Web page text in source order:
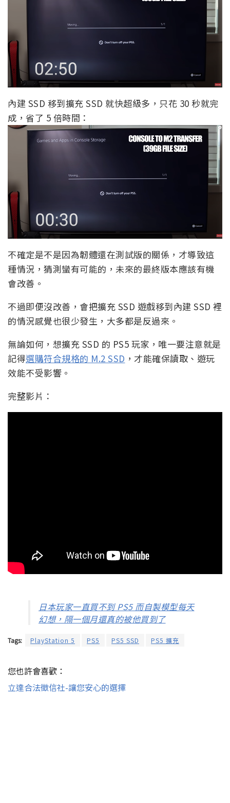
內建 SSD 移到擴充 SSD 就快超級多，只花 30 秒就完
成，省了 5 倍時間：
不確定是不是因為韌體還在測試版的關係，才導致這
種情況，猜測蠻有可能的，未來的最終版本應該有機
會改善。
不過即便沒改善，會把擴充 SSD 遊戲移到內建 SSD 裡
的情況感覺也很少發生，大多都是反過來。
無論如何，想擴充 SSD 的 PS5 玩家，唯一要注意就是
記得選購符合規格的 M.2 SSD ，才能確保讀取、遊玩
效能不受影響。
完整影片：
日本玩家一直買不到 PS5 而自製模型每天
幻想，隔一個月還真的被他買到了
Tags: PlayStation 5 PS5 PS5 SSD PS5 擴充
您也許會喜歡：
立達合法徵信社-讓您安心的選擇